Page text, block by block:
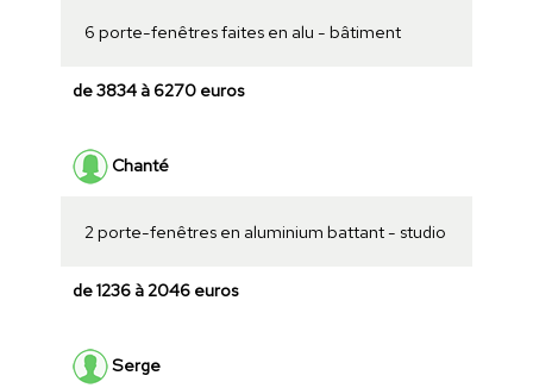
6 porte-fenêtres faites en alu - bâtiment
de 3834 à 6270 euros
Chanté
2 porte-fenêtres en aluminium battant - studio
de 1236 à 2046 euros
Serge